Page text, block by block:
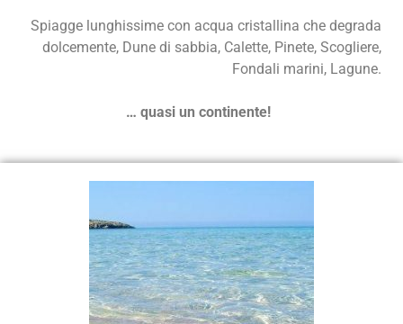
Spiagge lunghissime con acqua cristallina che degrada
dolcemente, Dune di sabbia, Calette, Pinete, Scogliere,
Fondali marini, Lagune.
… quasi un continente!